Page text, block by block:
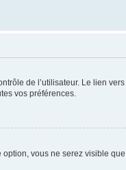
de l’utilisateur. Le lien
vos préférences.
vous ne serez visible